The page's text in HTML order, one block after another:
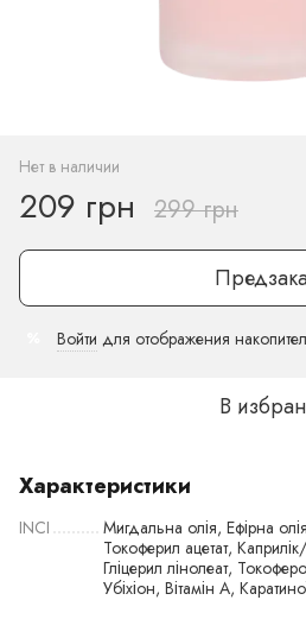
Нет в наличии
209 грн 299 грн
Войти для отображения
В
Характеристики
INCI
Мигдальна олія, Ефірна
Токоферил ацетат,
Гліцерил лінолеат,
Убіхіон, Вітамін А,